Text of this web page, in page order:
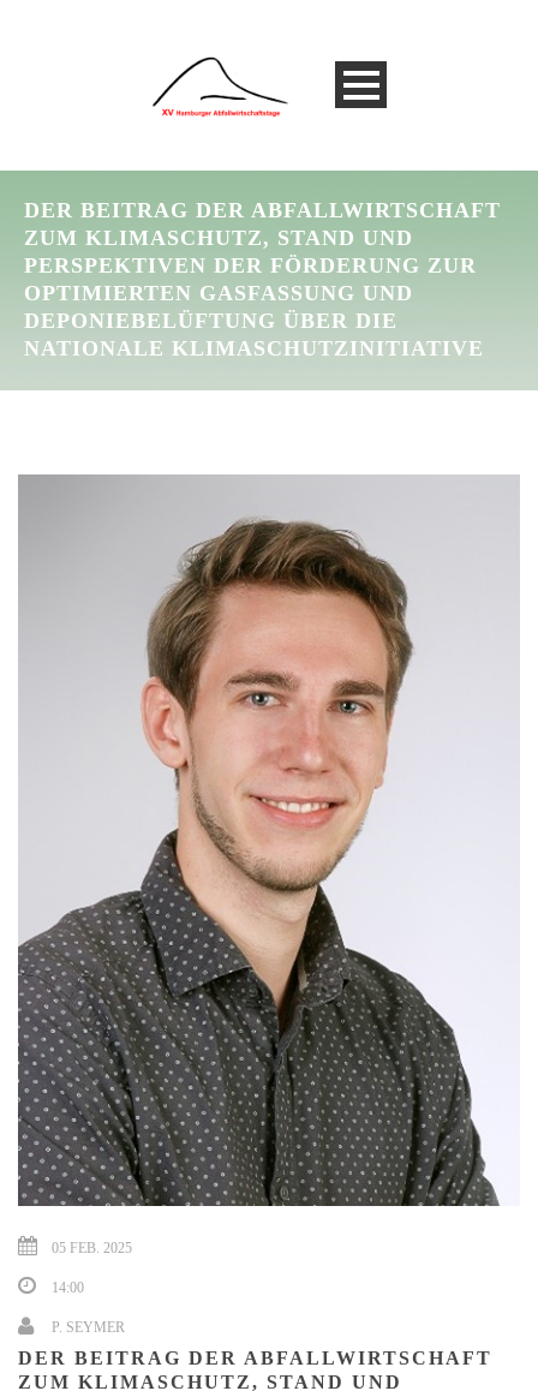
DER BEITRAG DER ABFALLWIRTSCHAFT
ZUM KLIMASCHUTZ, STAND UND
PERSPEKTIVEN DER FÖRDERUNG ZUR
OPTIMIERTEN GASFASSUNG UND
DEPONIEBELÜFTUNG ÜBER DIE
NATIONALE KLIMASCHUTZINITIATIVE
05 FEB. 2025
14:00
P. SEYMER
DER BEITRAG DER ABFALLWIRTSCHAFT
ZUM KLIMASCHUTZ, STAND UND